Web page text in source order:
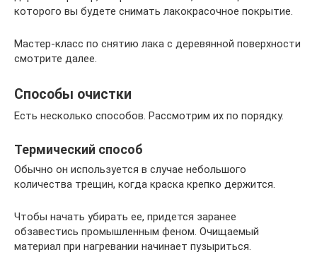
которого вы будете снимать лакокрасочное покрытие.
Мастер-класс по снятию лака с деревянной поверхности
смотрите далее.
Способы очистки
Есть несколько способов. Рассмотрим их по порядку.
Термический способ
Обычно он используется в случае небольшого
количества трещин, когда краска крепко держится.
Чтобы начать убирать ее, придется заранее
обзавестись промышленным феном. Очищаемый
материал при нагревании начинает пузыриться.